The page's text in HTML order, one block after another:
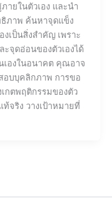
ยในตัวเอง และนำ
ภาพ ค้นหาจุดแข็ง
งเป็นสิ่งสำคัญ เพราะ
จุดอ่อนของตัวเองได้
เองในอนาคต คุณอาจ
อบบุคลิกภาพ การขอ
กตพฤติกรรมของตัว
จริง วางเป้าหมายที่